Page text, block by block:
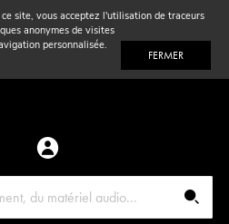
site, vous acceptez l'utilisation de traceurs
anonymes de visites
personnalisée.
FERMER